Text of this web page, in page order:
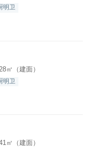
明卫
㎡（建面）
明卫
㎡（建面）